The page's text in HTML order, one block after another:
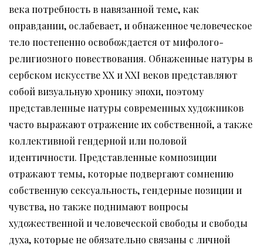
века потребность в навязанной теме, как
оправдании, ослабевает, и обнаженное человеческое
тело постепенно освобождается от мифолого-
религиозного повествования. Обнаженные натуры в
сербском искусстве XX и XXI веков представляют
собой визуальную хронику эпохи, поэтому
представленные натуры современных художников
часто выражают отражение их собственной, а также
коллективной гендерной или половой
идентичности. Представленные композиции
отражают темы, которые подвергают сомнению
собственную сексуальность, гендерные позиции и
чувства, но также поднимают вопросы
художественной и человеческой свободы и свободы
духа, которые не обязательно связаны с личной